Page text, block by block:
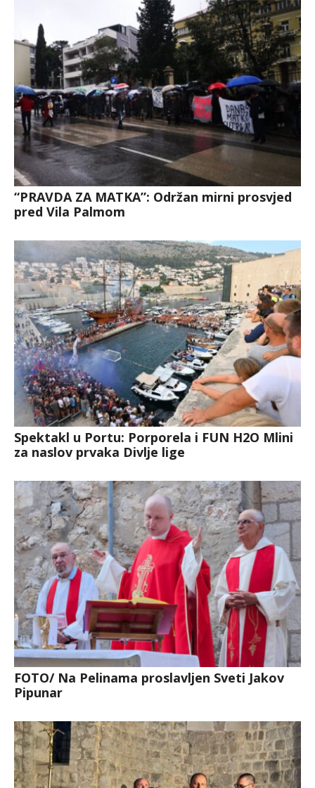
“PRAVDA ZA MATKA”: Održan mirni prosvjed
pred Vila Palmom
Spektakl u Portu: Porporela i FUN H2O Mlini
za naslov prvaka Divlje lige
FOTO/ Na Pelinama proslavljen Sveti Jakov
Pipunar